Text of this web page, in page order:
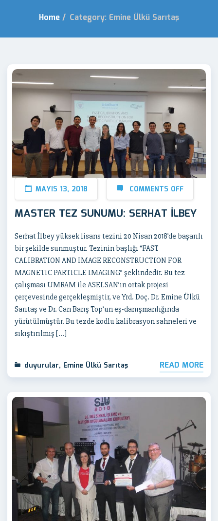
Home / Category: Emine Ülkü Sarıtaş
MAYIS 13, 2018 COMMENTS OFF
MASTER TEZ SUNUMU: SERHAT İLBEY
Serhat İlbey yüksek lisans tezini 20 Nisan 2018’de başarılı
bir şekilde sunmuştur. Tezinin başlığı “FAST
CALIBRATION AND IMAGE RECONSTRUCTION FOR
MAGNETIC PARTICLE IMAGING” şeklindedir. Bu tez
çalışması UMRAM ile ASELSAN’ın ortak projesi
çerçevesinde gerçekleşmiştir, ve Yrd. Doç. Dr. Emine Ülkü
Sarıtaş ve Dr. Can Barış Top’un eş-danışmanlığında
yürütülmüştür. Bu tezde kodlu kalibrasyon sahneleri ve
sıkıştırılmış […]
duyurular, Emine Ülkü Sarıtaş READ MORE